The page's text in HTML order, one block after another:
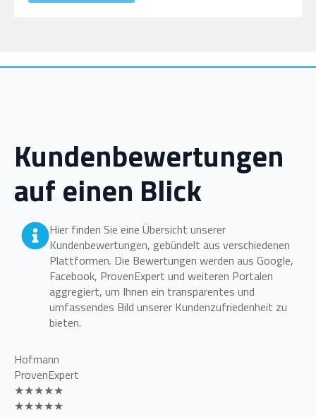
Kundenbewertungen
auf einen Blick
Hier finden Sie eine Übersicht unserer
Kundenbewertungen, gebündelt aus verschiedenen
Plattformen. Die Bewertungen werden aus Google,
Facebook, ProvenExpert und weiteren Portalen
aggregiert, um Ihnen ein transparentes und
umfassendes Bild unserer Kundenzufriedenheit zu
bieten.
Hofmann
ProvenExpert
★★★★★
★★★★★